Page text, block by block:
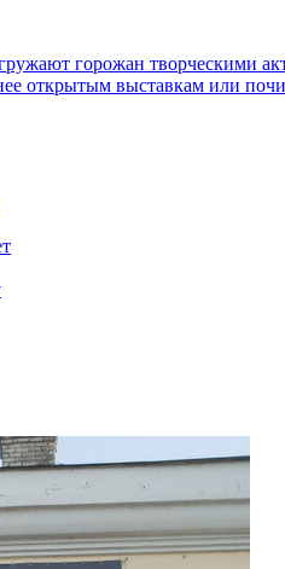
горожан творческими
открытым выставкам или